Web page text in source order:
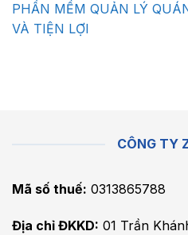
PHẦN MỀM QUẢN LÝ
VÀ TIỆN LỢI
CÔNG TY
Mã số thuế: 0313865788
Địa chỉ ĐKKD: 01 Trần